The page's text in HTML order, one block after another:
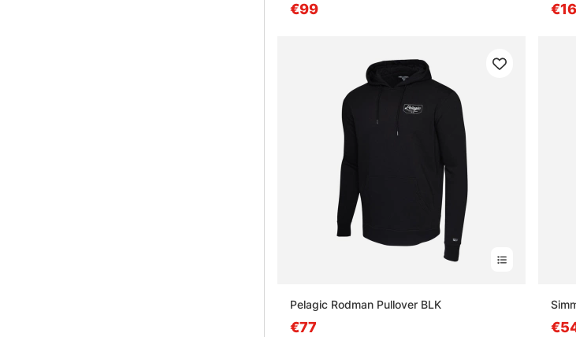
€99
Pelagic Rodman Pullover BLK
€77